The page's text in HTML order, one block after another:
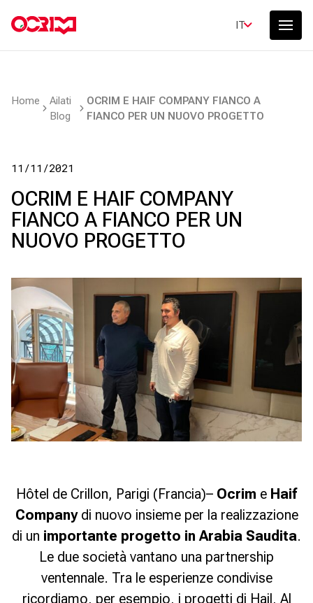
IT
Home
Ailati
Blog
OCRIM E HAIF COMPANY FIANCO A
FIANCO PER UN NUOVO PROGETTO
11/11/2021
OCRIM E HAIF COMPANY
FIANCO A FIANCO PER UN
NUOVO PROGETTO
Hôtel de Crillon, Parigi (Francia)– Ocrim e Haif
Companydi nuovo insieme per la realizzazione
di un importante progetto in Arabia Saudita.
Le due società vantano una partnership
ventennale. Tra le esperienze condivise
ricordiamo, per esempio, i progetti di Hail, Al